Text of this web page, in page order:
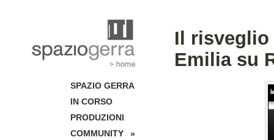
Il risveglio
Emilia su
SPAZIO GERRA
IN CORSO
PRODUZIONI
COMMUNITY
»